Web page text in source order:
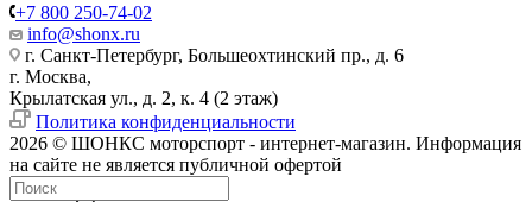
+7 800 250-74-02
info@shonx.ru
г. Санкт-Петербург, Большеохтинский пр., д. 6
г. Москва,
Крылатская ул., д. 2, к. 4 (2 этаж)
Политика конфиденциальности
2026 © ШОНКС моторспорт - интернет-магазин. Информация
на сайте не является публичной офертой